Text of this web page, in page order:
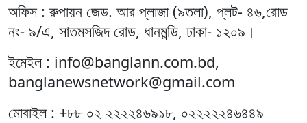
অফিস : রুপায়ন জেড. আর প্লাজা (৯তলা), প্লট- ৪৬,রোড
নং- ৯/এ, সাতমসজিদ রোড, ধানমন্ডি, ঢাকা- ১২০৯।
ইমেইল : info@banglann.com.bd,
banglanewsnetwork@gmail.com
মোবাইল : +৮৮ ০২ ২২২২৪৬৯১৮, ০২২২২২৪৬৪৪৯